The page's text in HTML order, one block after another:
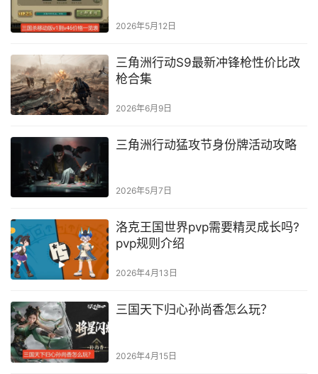
2026年5月12日
三角洲行动S9最新冲锋枪性价比改
枪合集
2026年6月9日
三角洲行动猛攻节身份牌活动攻略
2026年5月7日
洛克王国世界pvp需要精灵成长吗?
pvp规则介绍
2026年4月13日
三国天下归心孙尚香怎么玩？
2026年4月15日